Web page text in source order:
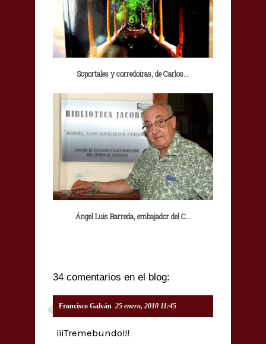
Soportales y corredoiras, de Carlos...
Ángel Luis Barreda, embajador del C...
34 comentarios en el blog:
Francisco Galván 25 enero, 2010 11:45
¡¡¡Tremebundo!!!